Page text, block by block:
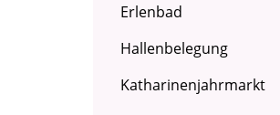
Erlenbad
Hallenbelegung
Katharinenjahrmarkt